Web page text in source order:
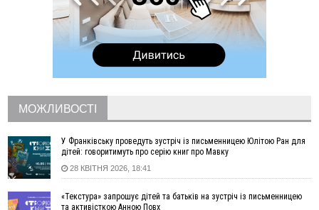
ставками в Івано-Франківській громаді
На Каскаді замість веж планують зробити сквер з
дитмайданчиком
На Верховинщині під час пожежі будинку травмувалась
України
08:37
На Прикарпатті за пів року трапилось понад 100 ДТП через
нетверезих водіїв
08:08
рф масовано атакувала Київ та область: 14 загиблих,
десятки постраждалих і пожежі (фото, відео)
04 Серпня
МОЖЛИВОСТІ
У Франківську проведуть зустріч із письменницею Юлітою Ран для
дітей: говоритимуть про серію книг про Мавку
28 КВІТНЯ 2026, 18:41
«Текстура» запрошує дітей та батьків на зустріч із письменницею
та активісткою Анною Повх